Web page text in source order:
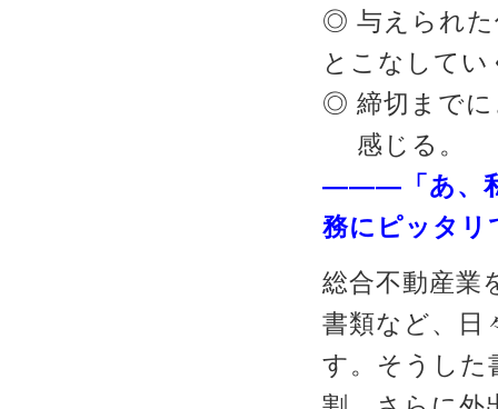
◎ 与えられた
とこなして
◎ 締切までに
感じる。
―――「あ、私
務にピッタリ
総合不動産業
書類など、日
す。そうした